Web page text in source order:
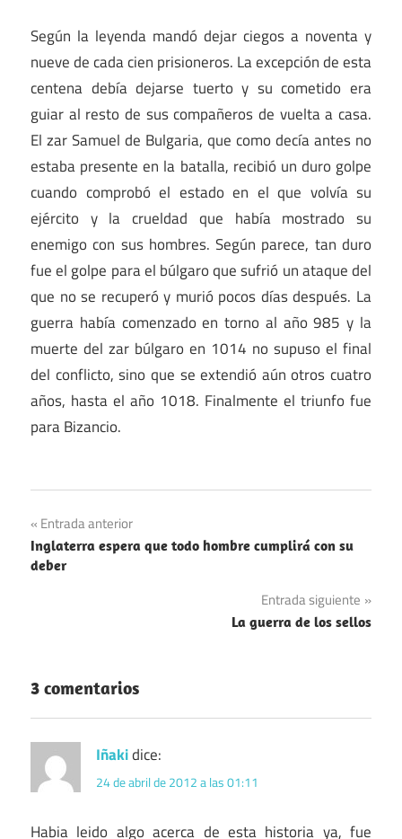
Según la leyenda mandó dejar ciegos a noventa y
nueve de cada cien prisioneros. La excepción de esta
centena debía dejarse tuerto y su cometido era
guiar al resto de sus compañeros de vuelta a casa.
El zar Samuel de Bulgaria, que como decía antes no
estaba presente en la batalla, recibió un duro golpe
cuando comprobó el estado en el que volvía su
ejército y la crueldad que había mostrado su
enemigo con sus hombres. Según parece, tan duro
fue el golpe para el búlgaro que sufrió un ataque del
que no se recuperó y murió pocos días después. La
guerra había comenzado en torno al año 985 y la
muerte del zar búlgaro en 1014 no supuso el final
del conflicto, sino que se extendió aún otros cuatro
años, hasta el año 1018. Finalmente el triunfo fue
para Bizancio.
Navegación
de
Entrada anterior
Inglaterra espera que todo hombre cumplirá con su
deber
Entrada siguiente
La guerra de los sellos
3 comentarios
Iñakidice:
24 de abril de 2012 a las 01:11
Habia leido algo acerca de esta historia ya, fue